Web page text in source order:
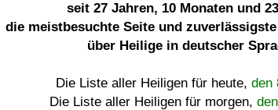
seit 27 Jahren, 10 Monaten und
die meistbesuchte Seite und
über Heilige in deutscher
Die Liste aller Heiligen für heute, den
Die Liste aller Heiligen für morgen,